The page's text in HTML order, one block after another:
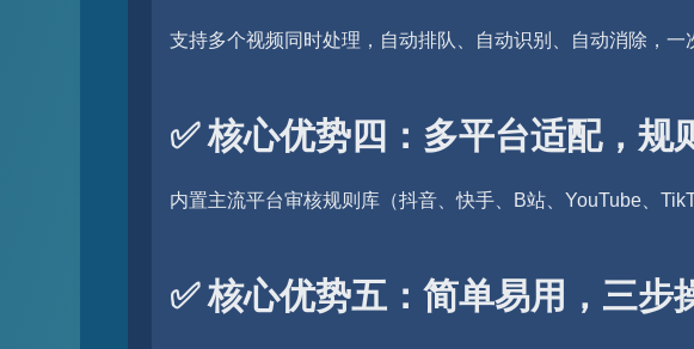
支持多个视频同时处理，自动排队、自动识别、自动消除，一
✅ 核心优势四：多平台适配，规
内置主流平台审核规则库（抖音、快手、B站、YouTube、
✅ 核心优势五：简单易用，三步